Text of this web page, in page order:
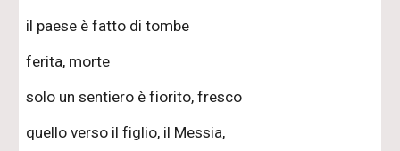
il paese è fatto di tombe
ferita, morte
solo un sentiero è fiorito, fresco
quello verso il figlio, il Messia,